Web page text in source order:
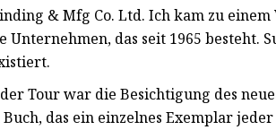
& Mfg Co. Ltd. Ich kam zu
Unternehmen, das seit 1965 besteht.
Tour war die Besichtigung des
das ein einzelnes Exemplar